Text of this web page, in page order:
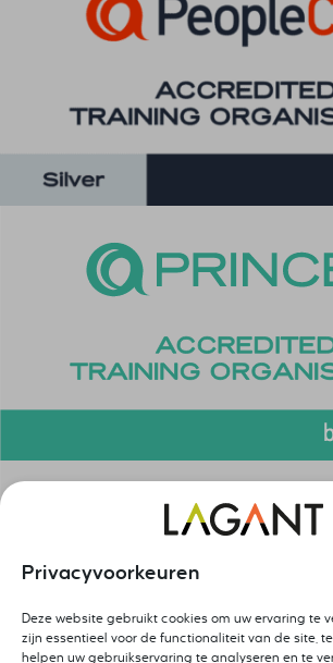
Privacyvoorkeuren
Deze website gebruikt cookies om uw ervaring te
zijn essentieel voor de functionaliteit van de site,
helpen uw gebruikservaring te analyseren en te